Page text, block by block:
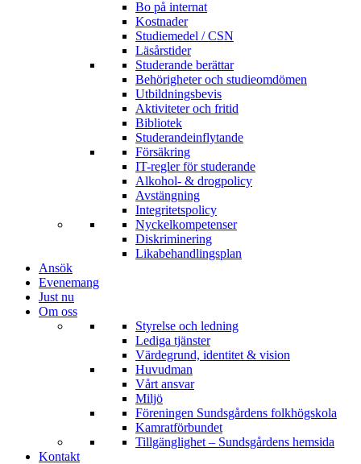
Bo på internat
Kostnader
Studiemedel / CSN
Läsårstider
Studerande berättar
Behörigheter och studieomdömen
Utbildningsbevis
Aktiviteter och fritid
Bibliotek
Studerandeinflytande
Försäkring
IT-regler för studerande
Alkohol- & drogpolicy
Avstängning
Integritetspolicy
Nyckelkompetenser
Diskriminering
Likabehandlingsplan
Ansök
Evenemang
Just nu
Om oss
Styrelse och ledning
Lediga tjänster
Värdegrund, identitet & vision
Huvudman
Vårt ansvar
Miljö
Föreningen Sundsgårdens folkhögskola
Kamratförbundet
Tillgänglighet – Sundsgårdens hemsida
Kontakt